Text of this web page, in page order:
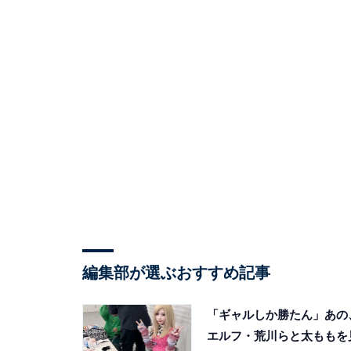
編集部が選ぶおすすめ記事
「ギャルしか勝たん」あの
エルフ・荒川らと太ももを